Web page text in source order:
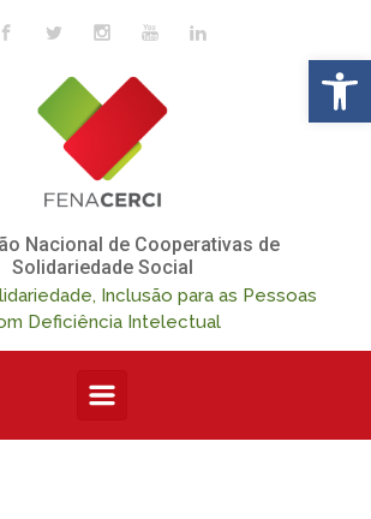
Nacional de Cooperativas de
Solidariedade Social
Inclusão para as Pessoas
Deficiência Intelectual